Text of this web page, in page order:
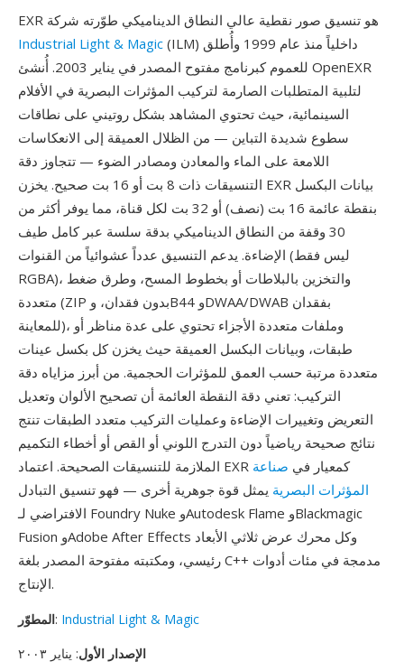
EXR هو تنسيق صور نقطية عالي النطاق الديناميكي طوّرته شركة
Industrial Light & Magic (ILM) داخلياً منذ عام 1999 وأُطلق
للعموم كبرنامج مفتوح المصدر في يناير 2003. أُنشئ OpenEXR
لتلبية المتطلبات الصارمة لتركيب المؤثرات البصرية في الأفلام
السينمائية، حيث تحتوي المشاهد بشكل روتيني على نطاقات
سطوع شديدة التباين — من الظلال العميقة إلى الانعكاسات
اللامعة على الماء والمعادن ومصادر الضوء — تتجاوز دقة
التنسيقات ذات 8 بت أو 16 بت صحيح. يخزن EXR بيانات البكسل
بنقطة عائمة 16 بت (نصف) أو 32 بت لكل قناة، مما يوفر أكثر من
30 وقفة من النطاق الديناميكي بدقة سلسة عبر كامل طيف
الإضاءة. يدعم التنسيق عدداً عشوائياً من القنوات (ليس فقط
RGBA)، والتخزين بالبلاطات أو بخطوط المسح، وطرق ضغط
متعددة (ZIP بدون فقدان، وB44 وDWAA/DWAB بفقدان
للمعاينة)، وملفات متعددة الأجزاء تحتوي على عدة مناظر أو
طبقات، وبيانات البكسل العميقة حيث يخزن كل بكسل عينات
متعددة مرتبة حسب العمق للمؤثرات الحجمية. من أبرز مزاياه دقة
التركيب: تعني دقة النقطة العائمة أن تصحيح الألوان وتعديل
التعريض وتغييرات الإضاءة وعمليات التركيب متعدد الطبقات تنتج
نتائج صحيحة رياضياً دون التدرج اللوني أو القص أو أخطاء التكميم
الملازمة للتنسيقات الصحيحة. اعتماد EXR كمعيار في صناعة
المؤثرات البصرية يمثل قوة جوهرية أخرى — فهو تنسيق التبادل
الافتراضي لـ Foundry Nuke وAutodesk Flame وBlackmagic
Fusion وAdobe After Effects وكل محرك عرض ثلاثي الأبعاد
رئيسي، ومكتبته مفتوحة المصدر بلغة C++ مدمجة في مئات أدوات
الإنتاج.
المطوّر: Industrial Light & Magic
الإصدار الأول: يناير ٢٠٠٣